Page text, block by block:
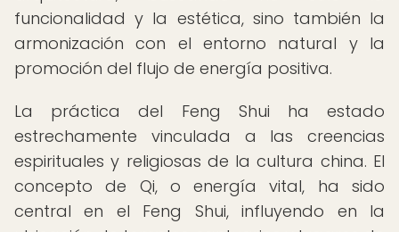
funcionalidad y la estética, sino también la
armonización con el entorno natural y la
promoción del flujo de energía positiva.
La práctica del Feng Shui ha estado
estrechamente vinculada a las creencias
espirituales y religiosas de la cultura china. El
concepto de Qi, o energía vital, ha sido
central en el Feng Shui, influyendo en la